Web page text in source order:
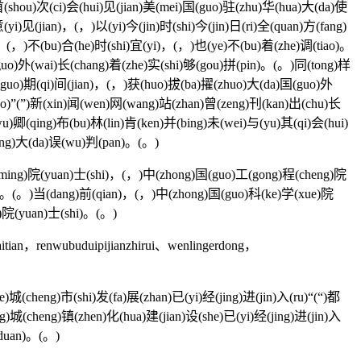
次(ci)会(hui)见(jian)美(mei)国(guo)驻(zhu)华(hua)大(da)使
见(jian)，(，)以(yi)今(jin)时(shi)今(jin)日(ri)全(quan)方(fang)
)不(bu)合(he)时(shi)宜(yi)，(，)也(ye)不(bu)着(zhe)调(tiao)。
外(wai)长(chang)着(zhe)实(shi)够(gou)拼(pin)。(。)同(tong)样
期(qi)间(jian)，(，)获(huo)拔(ba)擢(zhuo)大(da)国(guo)外
新(xin)闻(wen)网(wang)站(zhan)曾(zeng)刊(kan)出(chu)长
卿(qing)布(bu)林(lin)肯(ken)并(bing)未(wei)与(yu)其(qi)会(hui)
大(da)误(wu)判(pan)。(。)
院(yuan)士(shi)，(，)中(zhong)国(guo)工(gong)程(cheng)院
(。)当(dang)前(qian)，(，)中(zhong)国(guo)科(ke)学(xue)院
(yuan)士(shi)。(。)
，renwubuduipijianzhirui、wenlingerdong，
市(shi)发(fa)展(zhan)已(yi)经(jing)进(jin)入(ru)“(“)都
(cheng)镇(zhen)化(hua)建(jian)设(she)已(yi)经(jing)进(jin)入
。(。)